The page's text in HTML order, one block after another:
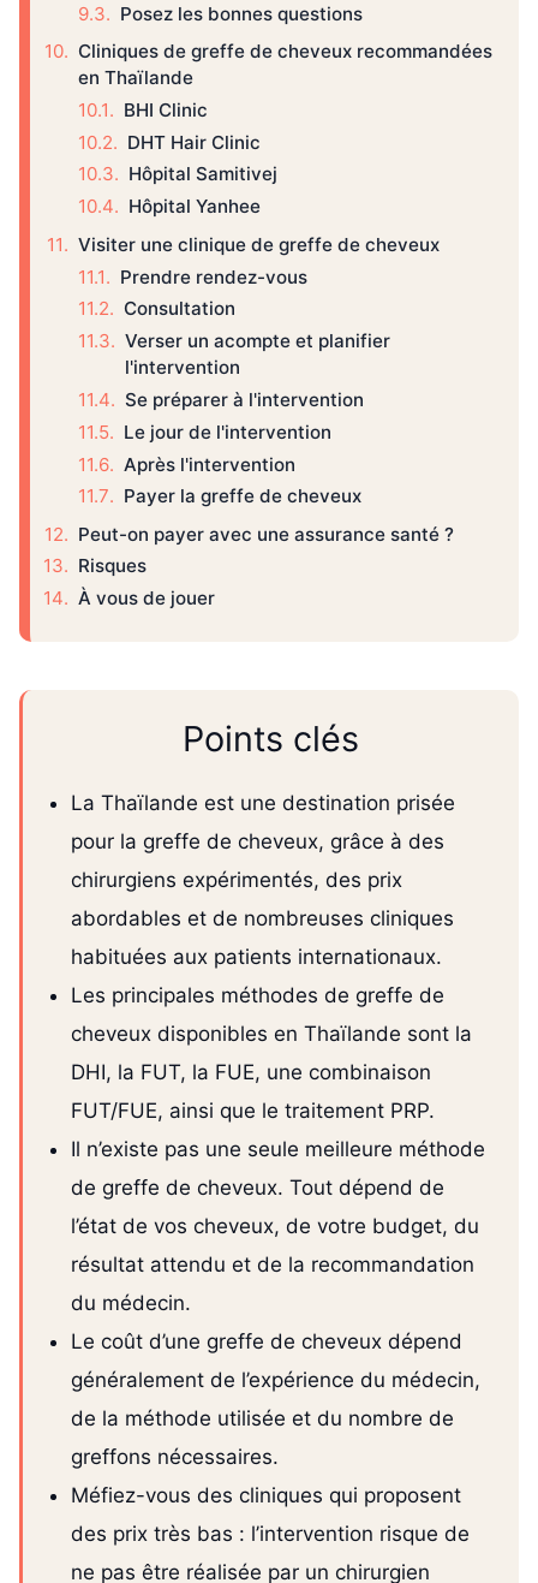
Posez les bonnes questions
Cliniques de greffe de cheveux recommandées
en Thaïlande
BHI Clinic
DHT Hair Clinic
Hôpital Samitivej
Hôpital Yanhee
Visiter une clinique de greffe de cheveux
Prendre rendez-vous
Consultation
Verser un acompte et planifier
l'intervention
Se préparer à l'intervention
Le jour de l'intervention
Après l'intervention
Payer la greffe de cheveux
Peut-on payer avec une assurance santé ?
Risques
À vous de jouer
Points clés
La Thaïlande est une destination prisée
pour la greffe de cheveux, grâce à des
chirurgiens expérimentés, des prix
abordables et de nombreuses cliniques
habituées aux patients internationaux.
Les principales méthodes de greffe de
cheveux disponibles en Thaïlande sont la
DHI, la FUT, la FUE, une combinaison
FUT/FUE, ainsi que le traitement PRP.
Il n’existe pas une seule meilleure méthode
de greffe de cheveux. Tout dépend de
l’état de vos cheveux, de votre budget, du
résultat attendu et de la recommandation
du médecin.
Le coût d’une greffe de cheveux dépend
généralement de l’expérience du médecin,
de la méthode utilisée et du nombre de
greffons nécessaires.
Méfiez-vous des cliniques qui proposent
des prix très bas : l’intervention risque de
ne pas être réalisée par un chirurgien